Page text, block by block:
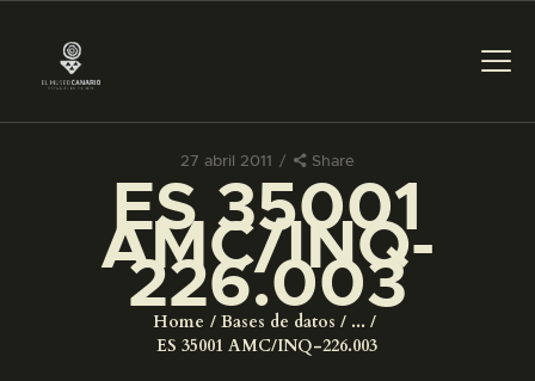
27 abril 2011 Share
ES 35001
AMC/INQ-
226.003
Home Bases de datos
...
ES 35001 AMC/INQ-226.003
PREPARAR LA VISITA
ACTIVIDADES